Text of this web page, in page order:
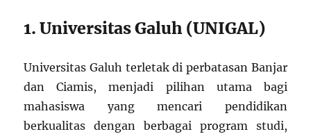
1. Universitas Galuh (UNIGAL)
Universitas Galuh terletak di perbatasan Banjar
dan Ciamis, menjadi pilihan utama bagi
mahasiswa yang mencari pendidikan
berkualitas dengan berbagai program studi,